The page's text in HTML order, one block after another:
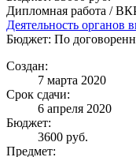
Дипломная работа /
Деятельность органов
Бюджет: По
Создан:
7 марта 2020
Срок сдачи:
6 апреля 2020
Бюджет:
3600 руб.
Предмет: